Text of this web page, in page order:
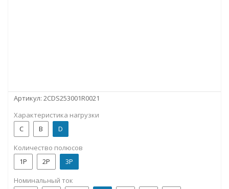
Артикул: 2CDS253001R0021
Характеристика нагрузки
C
B D
Количество полюсов
1P
2P 3P
Номинальный ток